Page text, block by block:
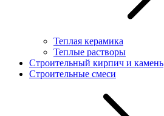
Теплая керамика
Теплые растворы
Строительный кирпич и камень
Строительные смеси